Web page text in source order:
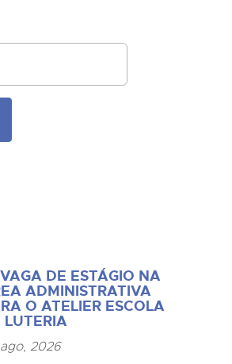
DE ESTÁGIO NA
ADMINISTRATIVA
O ATELIER ESCOLA
LUTERIA
2026